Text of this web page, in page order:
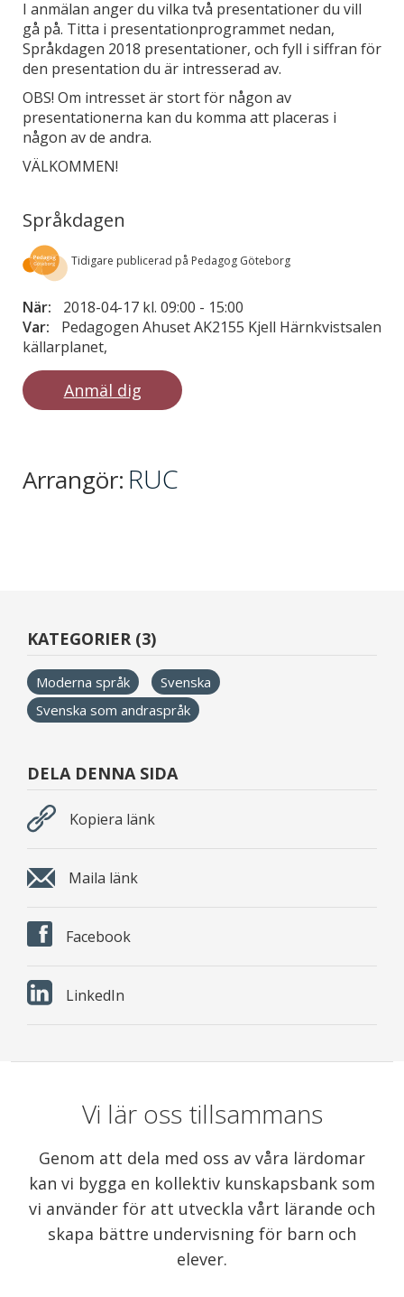
I anmälan anger du vilka två presentationer du vill
gå på. Titta i presentationprogrammet nedan,
Språkdagen 2018 presentationer, och fyll i siffran för
den presentation du är intresserad av.
OBS! Om intresset är stort för någon av
presentationerna kan du komma att placeras i
någon av de andra.
VÄLKOMMEN!
Språkdagen
Tidigare publicerad på Pedagog Göteborg
När: 2018-04-17 kl. 09:00 - 15:00
Var:
Pedagogen Ahuset AK2155 Kjell Härnkvistsalen
källarplanet,
Anmäl dig
Arrangör: RUC
KATEGORIER (3)
Moderna språk
Svenska
Svenska som andraspråk
DELA DENNA SIDA
Kopiera länk
Maila länk
Facebook
LinkedIn
Vi lär oss tillsammans
Genom att dela med oss av våra lärdomar
kan vi bygga en kollektiv kunskapsbank som
vi använder för att utveckla vårt lärande och
skapa bättre undervisning för barn och
elever.